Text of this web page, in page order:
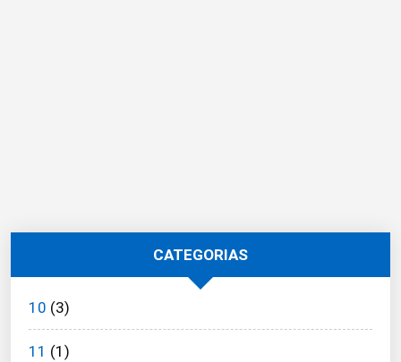
CATEGORIAS
10 (3)
11 (1)